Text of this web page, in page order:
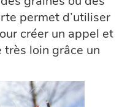
permet d’utiliser
créer un appel et
loin grâce un